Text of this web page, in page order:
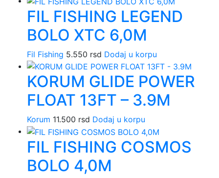
FIL FISHING LEGEND
BOLO XTC 6,0M
Fil Fishing 5.550 rsd Dodaj u korpu
KORUM GLIDE POWER
FLOAT 13FT – 3.9M
Korum 11.500 rsd Dodaj u korpu
FIL FISHING COSMOS
BOLO 4,0M